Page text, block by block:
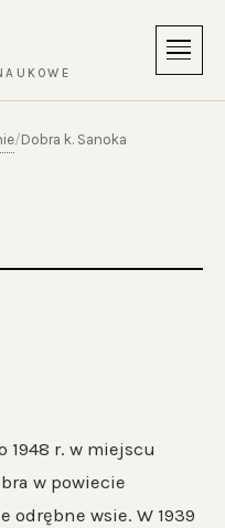
Menu
/Dobra k. Sanoka
1948 r. w miejscu
w powiecie
odrębne wsie. W 1939